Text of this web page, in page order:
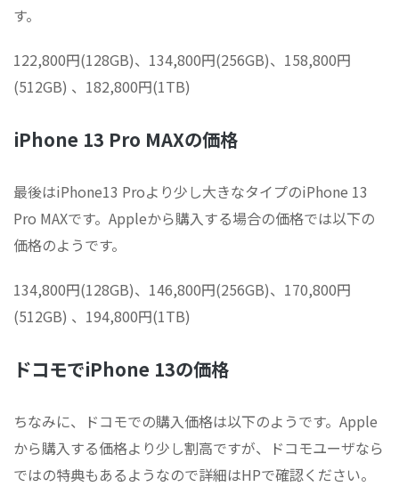
す。
122,800円(128GB)、134,800円(256GB)、158,800円
(512GB) 、182,800円(1TB)
iPhone 13 Pro MAXの価格
最後はiPhone13 Proより少し大きなタイプのiPhone 13
Pro MAXです。Appleから購入する場合の価格では以下の
価格のようです。
134,800円(128GB)、146,800円(256GB)、170,800円
(512GB) 、194,800円(1TB)
ドコモでiPhone 13の価格
ちなみに、ドコモでの購入価格は以下のようです。Apple
から購入する価格より少し割高ですが、ドコモユーザなら
ではの特典もあるようなので詳細はHPで確認ください。